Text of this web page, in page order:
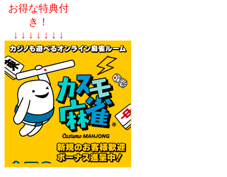
お得な特典付
き！
↓ ↓ ↓ ↓ ↓ ↓ ↓